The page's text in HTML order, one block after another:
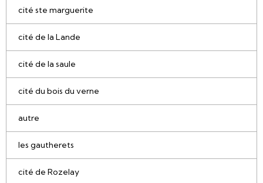
cité ste marguerite
cité de la Lande
cité de la saule
cité du bois du verne
autre
les gautherets
cité de Rozelay